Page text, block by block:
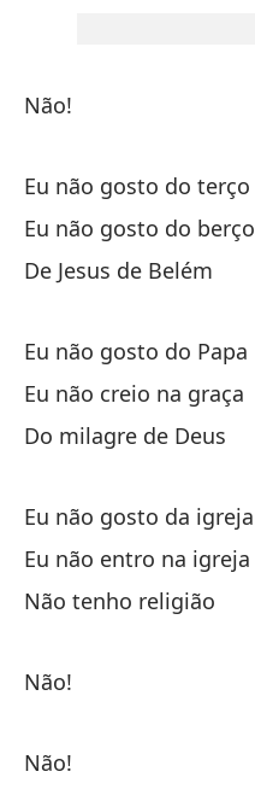
Não!
Eu não gosto do terço
Eu não gosto do berço
De Jesus de Belém
Eu não gosto do Papa
Eu não creio na graça
Do milagre de Deus
Eu não gosto da igreja
Eu não entro na igreja
Não tenho religião
Não!
Não!